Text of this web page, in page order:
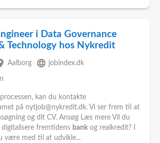
i Data Governance
Technology hos Nykredit
Aalborg language jobindex.dk
kan du kontakte
på nytjob@nykredit.dk. Vi ser frem til at
og dit CV. Ansøg Læs mere Vil du
fremtidens bank og realkredit? I
være med til at udvikle...